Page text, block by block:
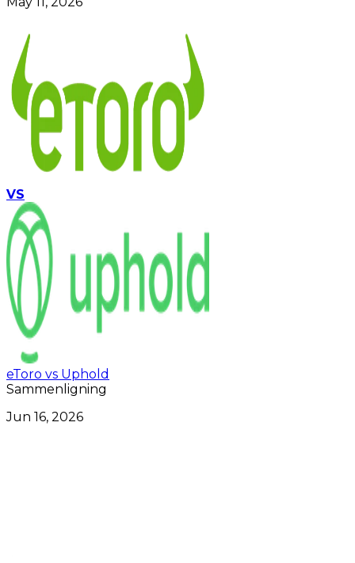
VS
eToro vs Uphold
Sammenligning
Jun 16, 2026